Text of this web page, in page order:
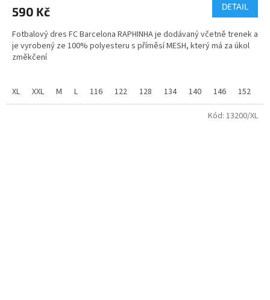
je
z
5
hvězdiček.
590 Kč DETAIL
Fotbalový dres FC Barcelona RAPHINHA je dodávaný včetně trenek a
je vyrobený ze 100% polyesteru s příměsí MESH, který má za úkol
změkčení
Dres dodáváme jak v dětských tak dospělých velikostech.
XL XXL M L 116 122 128 134 140 146 152
Kód: 13200/XL